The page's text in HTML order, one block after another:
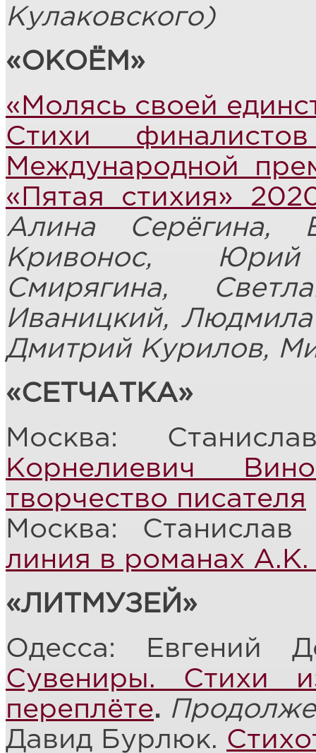
Кулаковского)
«ОКОЁМ»
«Молясь своей
Стихи
Международной
«Пятая стихия»
Алина Серёгина,
Кривонос,
Смирягина,
Иваницкий,
Дмитрий Курилов,
«СЕТЧАТКА»
Москва:
Корнелиевич
творчество писателя
Москва:
линия в романах А.К.
«ЛИТМУЗЕЙ»
Одесса: Евгений
Сувениры. Стихи
переплёте.
Давид Бурлюк.